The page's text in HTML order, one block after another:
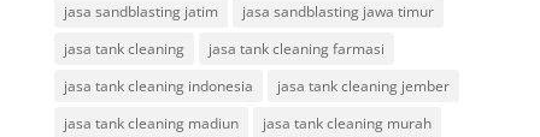
jasa sandblasting jatim
jasa sandblasting jawa timur
jasa tank cleaning
jasa tank cleaning farmasi
jasa tank cleaning indonesia
jasa tank cleaning jember
jasa tank cleaning madiun
jasa tank cleaning murah